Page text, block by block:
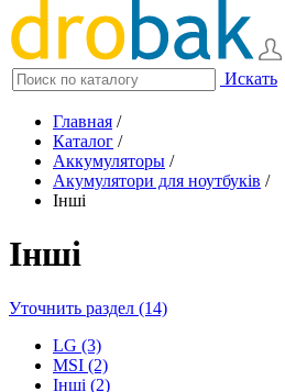
Искать
Главная /
Каталог /
Аккумуляторы /
Акумулятори для ноутбуків /
Інші
Інші
Уточнить раздел (14)
LG (3)
MSI (2)
Інші (2)